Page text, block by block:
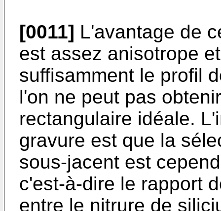
[0011] L'avantage de
est assez anisotrope
suffisamment le profil
l'on ne peut pas
rectangulaire idéale.
gravure est que la
sous-jacent est
c'est-à-dire le rapport
entre le nitrure de